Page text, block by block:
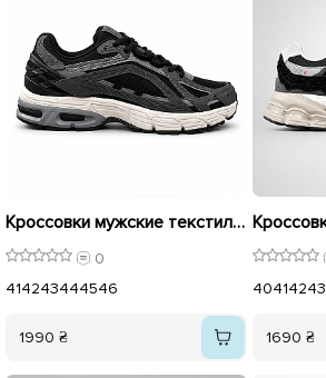
Кроссовки мужские текстиль 596156 Черные
0
414243444546
1990 ₴
40414243
1690 ₴